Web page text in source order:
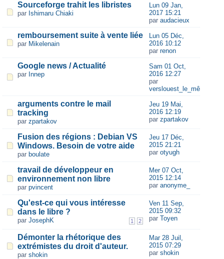
Sourceforge trahit les libristes
par Ishimaru Chiaki
Lun 09 Jan,
2017 15:21
par audacieux
remboursement suite à vente liée
par Mikelenain
Lun 05 Déc,
2016 10:12
par renon
Google news / Actualité
par Innep
Sam 01 Oct,
2016 12:27
par
verslouest_le_même
arguments contre le mail
tracking
par zpartakov
Jeu 19 Mai,
2016 12:19
par zpartakov
Fusion des régions : Debian VS
Windows. Besoin de votre aide
par boulate
Jeu 17 Déc,
2015 21:21
par otyugh
travail de développeur en
environnement non libre
par pvincent
Mer 07 Oct,
2015 12:14
par anonyme_
Qu'est-ce qui vous intéresse
dans le libre ?
1 2
par JosephK
Ven 11 Sep,
2015 09:32
par Toyen
Démonter la rhétorique des
extrémistes du droit d'auteur.
par shokin
Mar 28 Juil,
2015 07:29
par shokin